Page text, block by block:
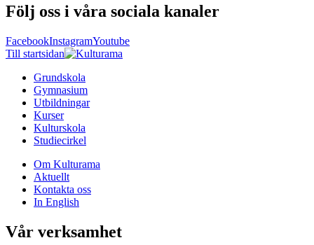
Följ oss i våra sociala kanaler
FacebookInstagramYoutube
Till startsidan
Grundskola
Gymnasium
Utbildningar
Kurser
Kulturskola
Studiecirkel
Om Kulturama
Aktuellt
Kontakta oss
In English
Vår verksamhet